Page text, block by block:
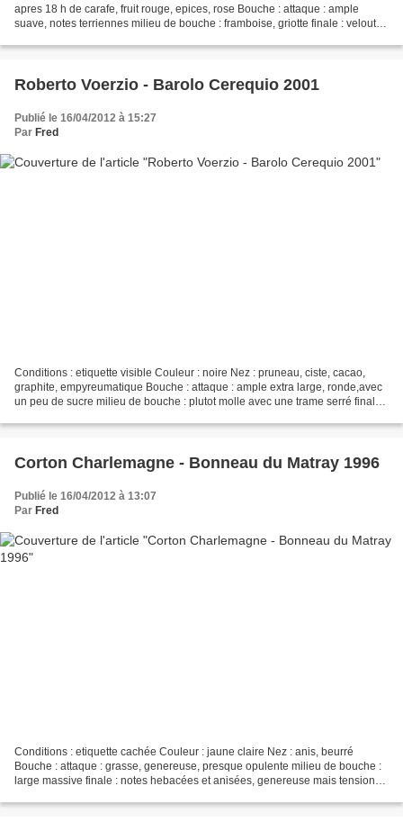
apres 18 h de carafe, fruit rouge, epices, rose Bouche : attaque : ample
suave, notes terriennes milieu de bouche : framboise, griotte finale : veloutée
Roberto Voerzio - Barolo Cerequio 2001
Publié le 16/04/2012 à 15:27
Par Fred
Conditions : etiquette visible Couleur : noire Nez : pruneau, ciste, cacao,
graphite, empyreumatique Bouche : attaque : ample extra large, ronde,avec
un peu de sucre milieu de bouche : plutot molle avec une trame serré finale :
Corton Charlemagne - Bonneau du Matray 1996
Publié le 16/04/2012 à 13:07
Par Fred
Conditions : etiquette cachée Couleur : jaune claire Nez : anis, beurré
Bouche : attaque : grasse, genereuse, presque opulente milieu de bouche :
large massive finale : notes hebacées et anisées, genereuse mais tension